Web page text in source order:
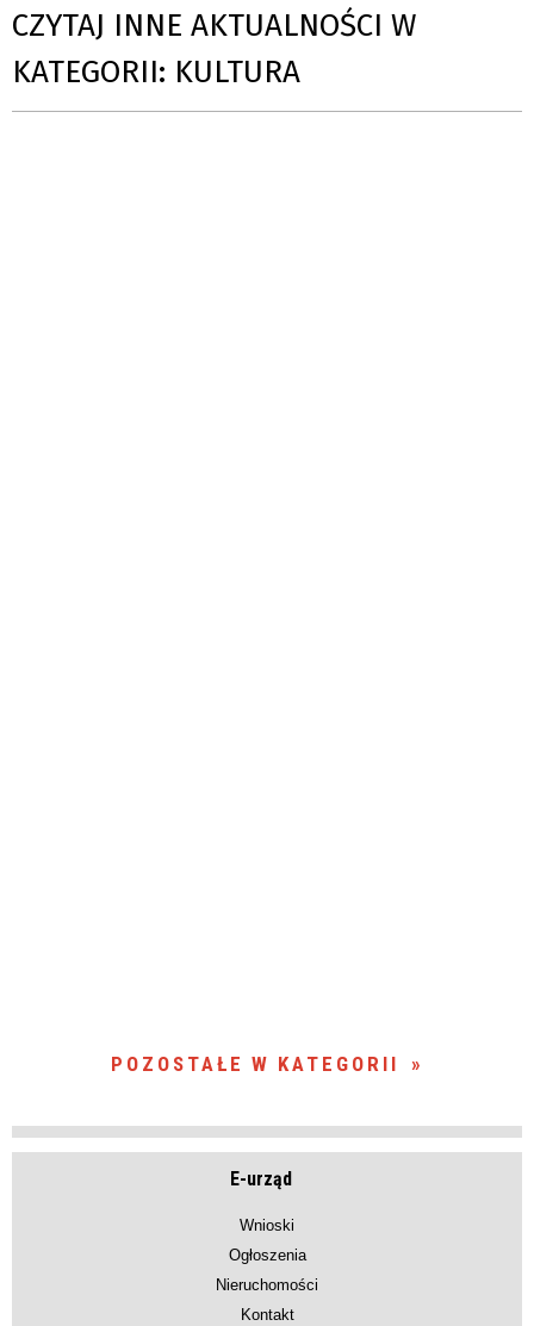
CZYTAJ INNE AKTUALNOŚCI W
KATEGORII: KULTURA
POZOSTAŁE W KATEGORII
E-urząd
Wnioski
Ogłoszenia
Nieruchomości
Kontakt